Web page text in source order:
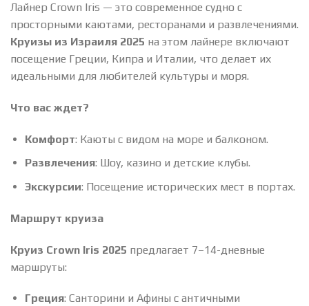
Лайнер Crown Iris — это современное судно с
просторными каютами, ресторанами и развлечениями.
Круизы из Израиля 2025 на этом лайнере включают
посещение Греции, Кипра и Италии, что делает их
идеальными для любителей культуры и моря.
Что вас ждет?
Комфорт: Каюты с видом на море и балконом.
Развлечения: Шоу, казино и детские клубы.
Экскурсии: Посещение исторических мест в портах.
Маршрут круиза
Круиз Crown Iris 2025 предлагает 7–14-дневные
маршруты:
Греция: Санторини и Афины с античными